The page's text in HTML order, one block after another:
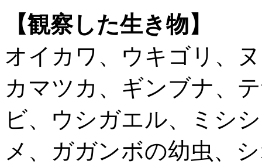
【観察した生き物】
オイカワ、ウキゴリ、
カマツカ、ギンブナ、
ビ、ウシガエル、ミシ
メ、ガガンボの幼虫、